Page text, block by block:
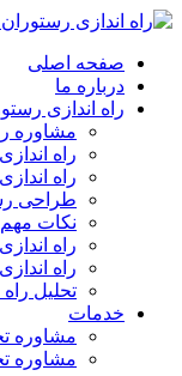
صفحه اصلی
درباره ما
راه اندازی
مشاوره
راه
راه
طراحی
نکات مهم
راه
راه
تحلیل راه
خدمات
مشاوره
مشاوره